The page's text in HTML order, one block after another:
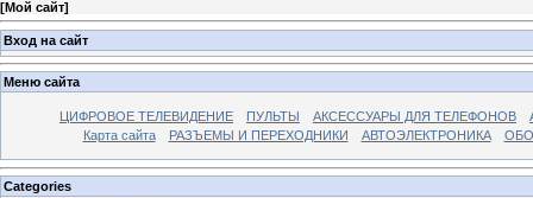
[Мой сайт]
Вход на сайт
Меню сайта
ЦИФРОВОЕ ТЕЛЕВИДЕНИЕ ПУЛЬТЫ АКСЕССУАРЫ ДЛЯ ТЕЛЕФОНОВ
Карта сайта
РАЗЪЕМЫ И ПЕРЕХОДНИКИ АВТОЭЛЕКТРОНИКА
Categories